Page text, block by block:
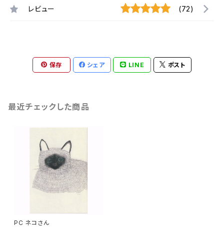
レビュー (72)
保存 シェア LINE ポスト
最近チェックした商品
PC ネコさん